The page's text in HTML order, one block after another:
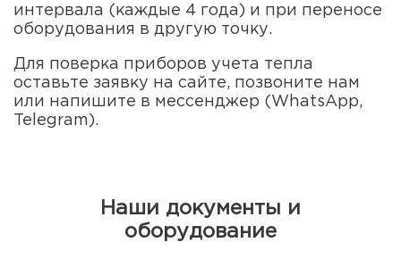
интервала (каждые 4 года) и при переносе
оборудования в другую точку.
Для поверка приборов учета тепла
оставьте заявку на сайте, позвоните нам
или напишите в мессенджер (WhatsApp,
Telegram).
Наши документы и
оборудование